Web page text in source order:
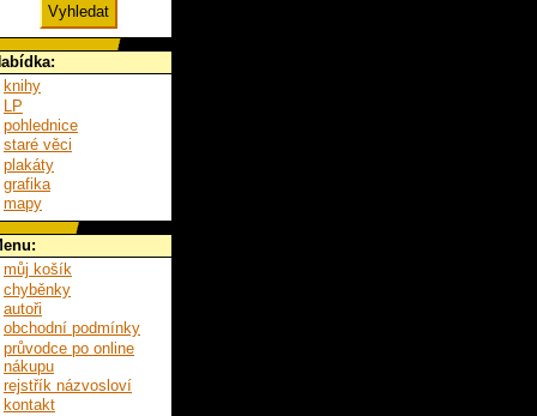
knihy
LP
pohlednice
staré věci
plakáty
grafika
mapy
můj košík
chyběnky
autoři
obchodní podmínky
průvodce po online
nákupu
rejstřík názvosloví
kontakt